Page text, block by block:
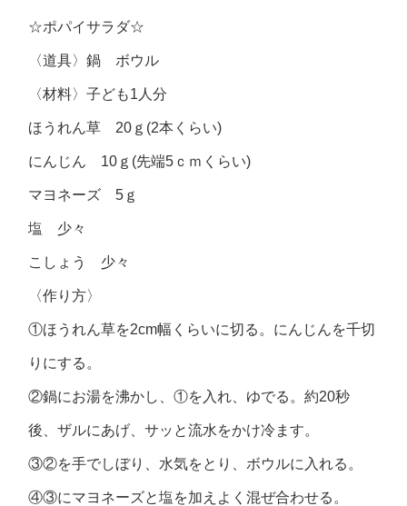
☆ポパイサラダ☆
〈道具〉鍋 ボウル
〈材料〉子ども1人分
ほうれん草 20ｇ(2本くらい)
にんじん 10ｇ(先端5ｃｍくらい)
マヨネーズ 5ｇ
塩 少々
こしょう 少々
〈作り方〉
①ほうれん草を2cm幅くらいに切る。にんじんを千切
りにする。
②鍋にお湯を沸かし、①を入れ、ゆでる。約20秒
後、ザルにあげ、サッと流水をかけ冷ます。
③②を手でしぼり、水気をとり、ボウルに入れる。
④③にマヨネーズと塩を加えよく混ぜ合わせる。